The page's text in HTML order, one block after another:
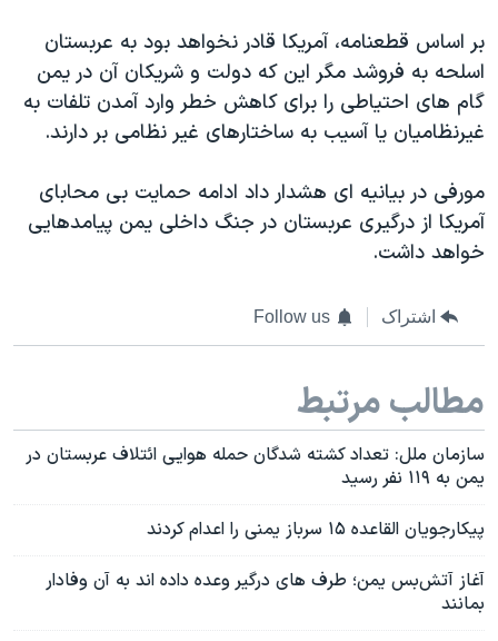
بر اساس قطعنامه، آمریکا قادر نخواهد بود به عربستان
اسلحه به فروشد مگر این که دولت و شریکان آن در یمن
گام های احتیاطی را برای کاهش خطر وارد آمدن تلفات به
غیرنظامیان یا آسیب به ساختارهای غیر نظامی بر دارند.
مورفی در بیانیه ای هشدار داد ادامه حمایت بی محابای
آمریکا از درگیری عربستان در جنگ داخلی یمن پیامدهایی
خواهد داشت.
اشتراک Follow us
مطالب مرتبط
سازمان ملل: تعداد کشته شدگان حمله هوایی ائتلاف عربستان در
یمن به ۱۱۹ نفر رسید
پیکارجویان القاعده ۱۵ سرباز یمنی را اعدام کردند
آغاز آتش‌بس یمن؛ طرف های درگیر وعده داده اند به آن وفادار
بمانند